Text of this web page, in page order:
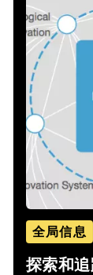
全局信息
探索和